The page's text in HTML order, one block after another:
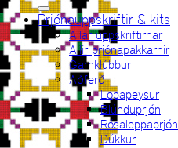
Prjónauppskriftir & kits
Allar uppskriftirnar
Allir prjónapakkarnir
Garnklúbbur
Aðferð
Lopapeysur
Blúnduprjón
Rósaleppaprjón
Dúkkur